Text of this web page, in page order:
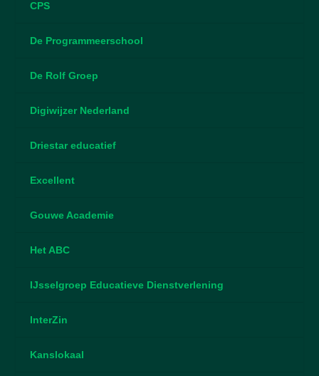
CPS
De Programmeerschool
De Rolf Groep
Digiwijzer Nederland
Driestar educatief
Excellent
Gouwe Academie
Het ABC
IJsselgroep Educatieve Dienstverlening
InterZin
Kanslokaal